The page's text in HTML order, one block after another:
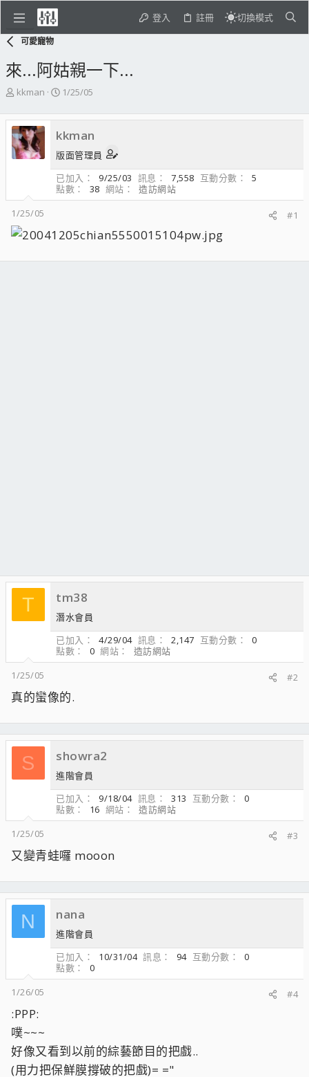
登入 註冊 切換模式
可愛寵物
來...阿姑親一下...
主
發
起
人
kkman
開
日
期
1/25/05
kkman
版面管理員
已加入
9/25/03 訊息 7,558 互動分數
5
點數
38 網站
造訪網站
1/25/05
#1
T tm38
潛水會員
已加入
4/29/04 訊息 2,147 互動分數
0
點數
0 網站
造訪網站
1/25/05
#2
真的蠻像的.
S showra2
進階會員
已加入
9/18/04 訊息 313 互動分數
0
點數
16 網站
造訪網站
1/25/05
#3
又變青蛙囉 mooon
N nana
進階會員
已加入
10/31/04 訊息 94 互動分數
0
點數
0
1/26/05
#4
:PPP:
噗~~~
好像又看到以前的綜藝節目的把戲..
(用力把保鮮膜撐破的把戲)= ="